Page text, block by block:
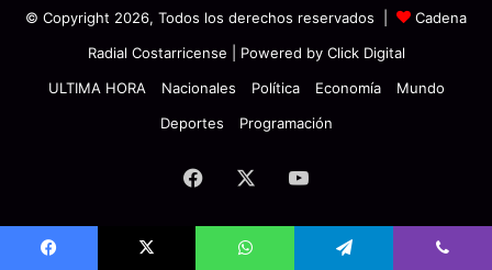
© Copyright 2026, Todos los derechos reservados |
Cadena
Radial Costarricense | Powered by Click Digital
ULTIMA HORA
Nacionales Política Economía
Mundo
Deportes
Programación
Facebook YouTube